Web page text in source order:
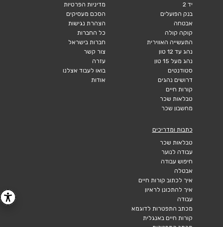
יד 2
בנק הפועלים
אבטחה
קוקה קולה
התעשייה האווירית
נהג עד 12 טון
נהג מעל 15 טון
סטודנטים
דרושים נהגים
קורות חיים
טבלאות שכר
מחשבון שכר
מדיניות הפרטיות
הסכם מעסיקים
הצהרת נגישות
כל החברות
חברות בישראל
צור קשר
עזרה
בואו לעבוד אצלנו
אודות
כתבות ומדריכים
טבלאות שכר
עבודה לנוער
חיפוש עבודה
אבטלה
איך לכתוב קורות חיים
איך להתכונן לראיון
עבודה
מכתב התפטרות לדוגמא
קורות חיים באנגלית